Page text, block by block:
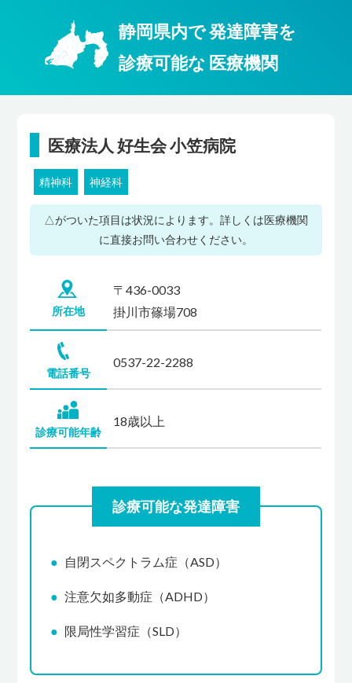
静岡県内で発達障害を
診療可能な 医療機関
医療法人 好生会 小笠病院
精神科 神経科
△がついた項目は状況によります。詳しくは医療機関
に直接お問い合わせください。
所在地
〒436-0033
掛川市篠場708
電話番号
0537-22-2288
診療可能年齢
18歳以上
診療可能な発達障害
自閉スペクトラム症（ASD）
注意欠如多動症（ADHD）
限局性学習症（SLD）